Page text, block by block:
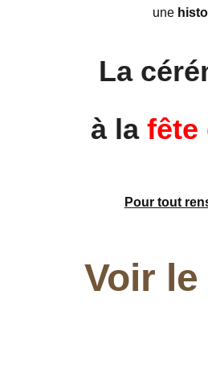
une
La
à la fête
Pour tout
Voir le